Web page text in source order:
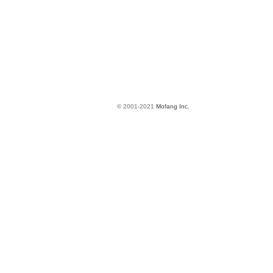
© 2001-2021 Mofang Inc.